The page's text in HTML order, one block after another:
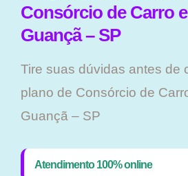
Consórcio de Carro
Guançã – SP
Tire suas dúvidas antes de
plano ​de Consórcio de
Guançã – SP
Atendimento 100% online